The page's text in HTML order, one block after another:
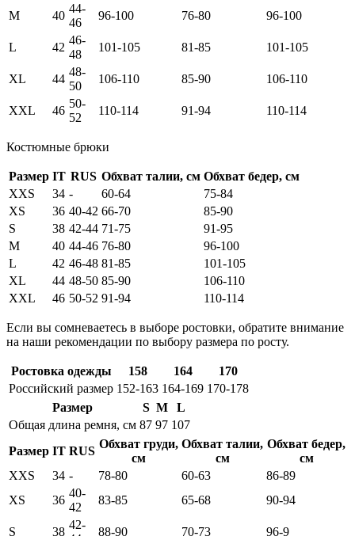
M 40
44-
46
96-100 76-80 96-100
L 42
46-
48
101-105 81-85 101-105
XL 44
48-
50
106-110 85-90 106-110
XXL 46
50-
52
110-114 91-94 110-114
Костюмные брюки
Размер IT RUS Обхват талии, см Обхват бедер, см
XXS
34 - 60-64
75-84
XS
36 40-42 66-70
85-90
S
38 42-44 71-75
91-95
M
40 44-46 76-80
96-100
L
42 46-48 81-85
101-105
XL
44 48-50 85-90
106-110
XXL
46 50-52 91-94 110-114
Если вы сомневаетесь в выборе ростовки, обратите внимание
на наши рекомендации по выбору размера по росту.
Ростовка одежды 158 164
170
Российский размер 152-163 164-169 170-178
Размер
S M
L
Общая длина ремня, см 87 97 107
Размер IT RUS
Обхват груди,
см
Обхват талии,
см
Обхват бедер,
см
XXS
34 - 78-80 60-63
86-89
XS
36
40-
42
83-85 65-68 90-94
S 38
42-
88-90 70-73 96-9